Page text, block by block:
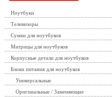
Ноутбуки
Телевизоры
Сумки для ноутбуков
Матрицы для ноутбуков
Корпусные детали для ноутбуков
Блоки питания для ноутбуков
Универсальные
Оригинальные / Заменяющие